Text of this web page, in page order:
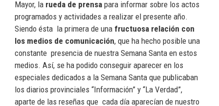
Mayor, la rueda de prensa para informar sobre los actos
programados y actividades a realizar el presente año.
Siendo ésta la primera de una fructuosa relación con
los medios de comunicación, que ha hecho posible una
constante presencia de nuestra Semana Santa en estos
medios. Así, se ha podido conseguir aparecer en los
especiales dedicados a la Semana Santa que publicaban
los diarios provinciales “Información” y “La Verdad”,
aparte de las reseñas que cada día aparecían de nuestro